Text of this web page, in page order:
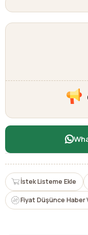
İstek Listeme Ekle
Fiyat Düşünce Haber